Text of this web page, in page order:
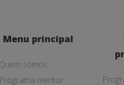
Menu principal
Quem somos
Programa mentor